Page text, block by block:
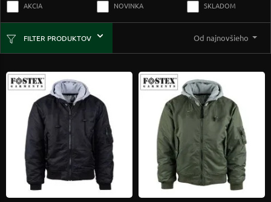
AKCIA NOVINKA SKLADOM
FILTER PRODUKTOV Od najnovšieho